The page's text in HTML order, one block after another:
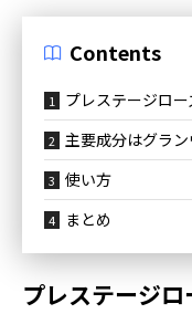
Contents
プレステージロ
主要成分はグラ
使い方
まとめ
プレステージ